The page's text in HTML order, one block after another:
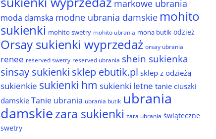
markowe ubrania
moda damska modne ubrania damskie mohito
sukienki mohito swetry mohito ubrania mona butik odzież
Orsay sukienki wyprzedaż orsay ubrania
renee reserved swetry reserved ubrania shein sukienka
sinsay sukienki sklep ebutik.pl sklep z odzieżą
sukienkie sukienki hm sukienki letne tanie ciuszki
damskie Tanie ubrania ubrania butik ubrania
damskiezara sukienki zara ubrania świąteczne
swetry